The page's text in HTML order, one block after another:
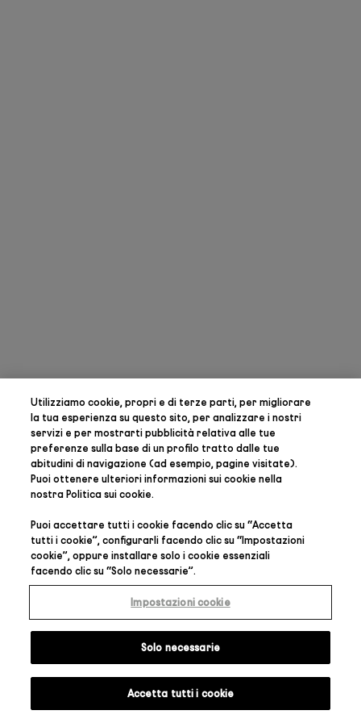
Utilizziamo cookie, propri e di terze parti, permigliorare
la tua esperienza su questo sito, per analizzare i nostri
servizi e per mostrarti pubblicità relativa alle tue
preferenze sulla base di un profilo tratto dalle tue
abitudini di navigazione (ad esempio, pagine visitate).
Puoi ottenere ulteriori informazioni sui cookie nella
nostraPolitica sui cookie.
Puoi accettare tutti i cookie facendo clic su “Accetta
tutti i cookie”, configurarli facendo clic su “Impostazioni
cookie”, oppure installare solo i cookie essenziali
facendo clic su “Solo necessarie”.
Impostazioni cookie
Solo necessarie
Accetta tutti i cookie